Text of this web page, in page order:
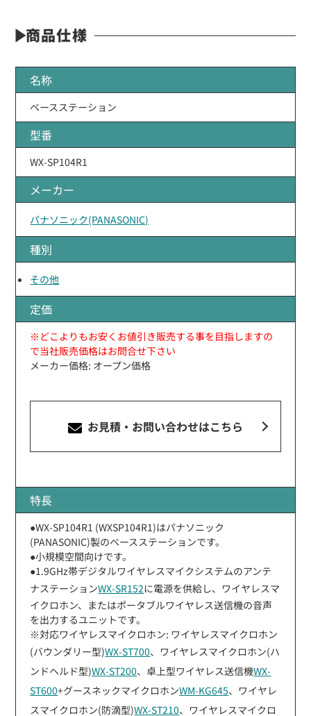
商品仕様
名称
ベースステーション
型番
WX-SP104R1
メーカー
パナソニック(PANASONIC)
種別
その他
定価
※どこよりもお安くお値引き販売する事を目指しますの
で当社販売価格はお問合せ下さい
メーカー価格: オープン価格
お見積・お問い合わせはこちら
特長
●WX-SP104R1 (WXSP104R1)はパナソニック
(PANASONIC)製のベースステーションです。
●小規模空間向けです。
●1.9GHz帯デジタルワイヤレスマイクシステムのアンテ
ナステーションWX-SR152に電源を供給し、ワイヤレスマ
イクロホン、またはポータブルワイヤレス送信機の音声
を出力するユニットです。
※対応ワイヤレスマイクロホン: ワイヤレスマイクロホン
(バウンダリー型)WX-ST700、ワイヤレスマイクロホン(ハ
ンドヘルド型)WX-ST200、卓上型ワイヤレス送信機WX-
ST600+グースネックマイクロホンWM-KG645、ワイヤレ
スマイクロホン(防滴型)WX-ST210、ワイヤレスマイクロ